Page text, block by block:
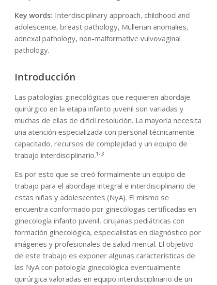
Key words: Interdisciplinary approach, childhood and
adolescence, breast pathology, Müllerian anomalies,
adnexal pathology, non-malformative vulvovaginal
pathology.
Introducción
Las patologías ginecológicas que requieren abordaje
quirúrgico en la etapa infanto juvenil son variadas y
muchas de ellas de difícil resolución. La mayoría necesita
una atención especializada con personal técnicamente
capacitado, recursos de complejidad y un equipo de
trabajo interdisciplinario.1-3
Es por esto que se creó formalmente un equipo de
trabajo para el abordaje integral e interdisciplinario de
estas niñas y adolescentes (NyA). El mismo se
encuentra conformado por ginecólogas certificadas en
ginecología infanto juvenil, cirujanas pediátricas con
formación ginecológica, especialistas en diagnóstico por
imágenes y profesionales de salud mental. El objetivo
de este trabajo es exponer algunas características de
las NyA con patología ginecológica eventualmente
quirúrgica valoradas en equipo interdisciplinario de un